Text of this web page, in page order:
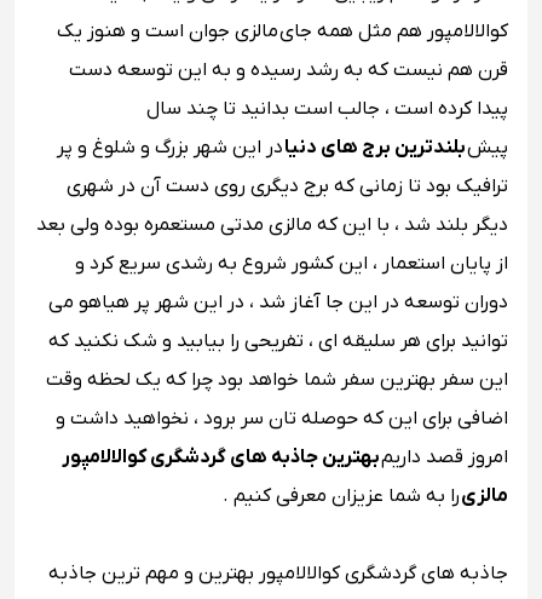
کوالالامپور هم مثل همه جای مالزی جوان است و هنوز یک
قرن هم نیست که به رشد رسیده و به این توسعه دست
پیدا کرده است ، جالب است بدانید تا چند سال
پیشبلندترین برج های دنیادر این شهر بزرگ و شلوغ و پر
ترافیک بود تا زمانی که برج دیگری روی دست آن در شهری
دیگر بلند شد ، با این که مالزی مدتی مستعمره بوده ولی بعد
از پایان استعمار ، این کشور شروع به رشدی سریع کرد و
دوران توسعه در این جا آغاز شد ، در این شهر پر هیاهو می
توانید برای هر سلیقه ای ، تفریحی را بیابید و شک نکنید که
این سفر بهترین سفر شما خواهد بود چرا که یک لحظه وقت
اضافی برای این که حوصله تان سر برود ، نخواهید داشت و
امروز قصد داریمبهترین جاذبه های گردشگری کوالالامپور
مالزیرا به شما عزیزان معرفی کنیم .
جاذبه های گردشگری کوالالامپور بهترین و مهم ترین جاذبه